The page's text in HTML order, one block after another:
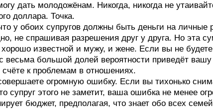
дать молодожёнам. Никогда, никогда не
доллара. Точка.
у обоих супругов должны быть деньги на личные
не спрашивая разрешения друг у друга. Но эта
известной и мужу, и жене. Если вы не будете
весьма большой долей вероятности приведёт
к проблемам в отношениях.
огромную ошибку. Если вы тихонько
супруг этого не заметит, ваша ошибка не менее
бюджет, предполагая, что знает обо всех